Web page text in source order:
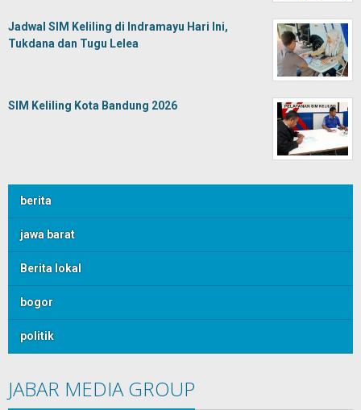
Jadwal SIM Keliling di Indramayu Hari Ini,
Tukdana dan Tugu Lelea
SIM Keliling Kota Bandung 2026
berita
jawa barat
Berita lokal
bogor
politik
JABAR MEDIA GROUP